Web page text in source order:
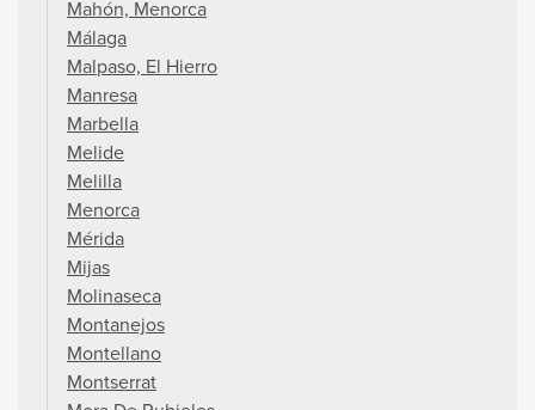
Mahón, Menorca
Málaga
Malpaso, El Hierro
Manresa
Marbella
Melide
Melilla
Menorca
Mérida
Mijas
Molinaseca
Montanejos
Montellano
Montserrat